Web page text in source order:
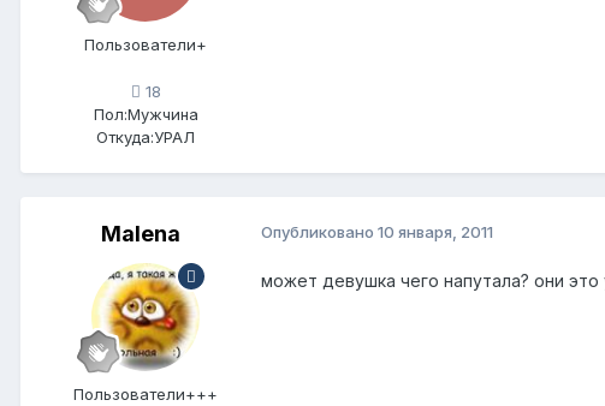
Пользователи+
18
Пол:Мужчина
Откуда:УРАЛ
Мalena
Пользователи+++
Опубликовано 10 января, 2011
может девушка чего напутала? они